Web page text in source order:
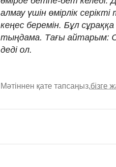
алмау үшін өмірлік
кеңес беремін. Бұл
тыңдама. Тағы айтарым:
деді ол.
Мәтіннен қате тапсаңыз,бізге